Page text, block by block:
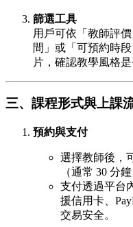
篩選工具
用戶可依「教師評
間」或「可預約時
片，確認教學風格是
三、課程形式與上課
預約與支付
選擇教師後，
（通常 30 分
支付透過平台
援信用卡、
交易安全。